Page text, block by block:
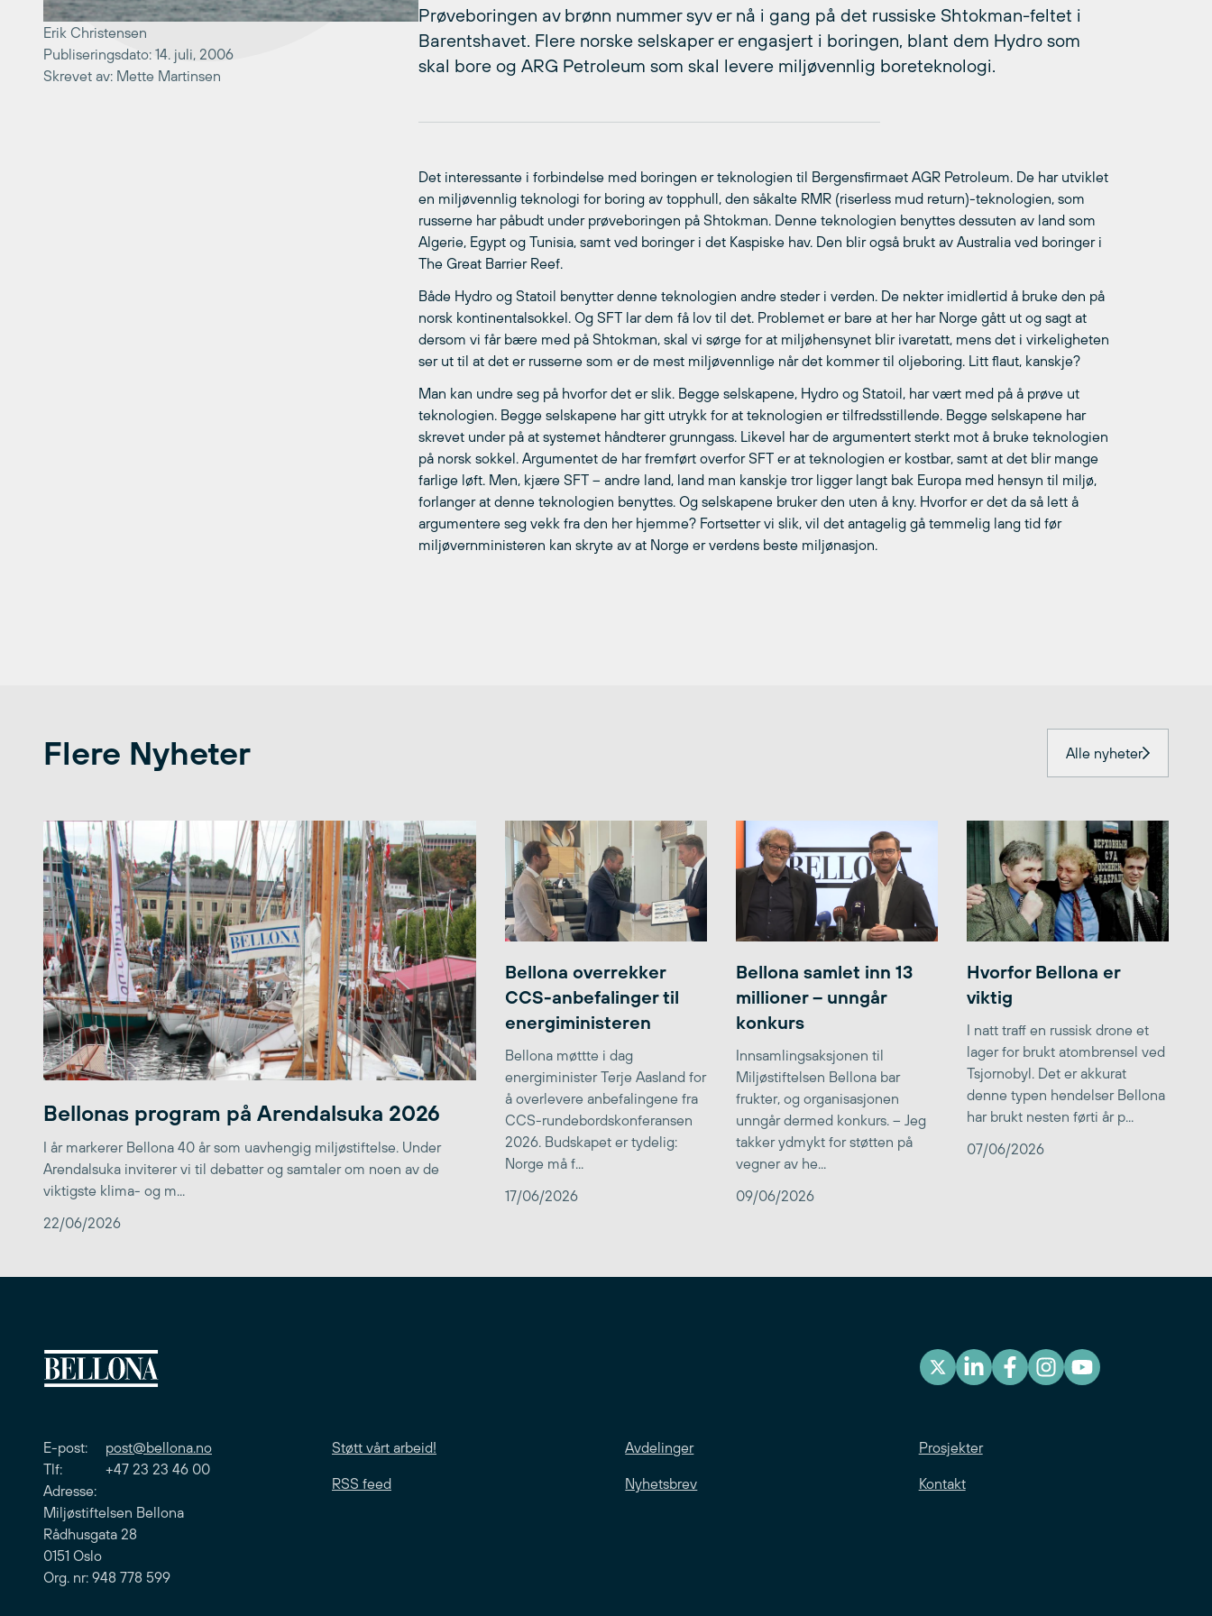
Erik Christensen
Publiseringsdato: 14. juli, 2006
Skrevet av: Mette Martinsen
Prøveboringen av brønn nummer syv er nå i gang på det russiske Shtokman-feltet i
Barentshavet. Flere norske selskaper er engasjert i boringen, blant dem Hydro som
skal bore og ARG Petroleum som skal levere miljøvennlig boreteknologi.
Det interessante i forbindelse med boringen er teknologien til Bergensfirmaet AGR Petroleum. De har utviklet
en miljøvennlig teknologi for boring av topphull, den såkalte RMR (riserless mud return)-teknologien, som
russerne har påbudt under prøveboringen på Shtokman. Denne teknologien benyttes dessuten av land som
Algerie, Egypt og Tunisia, samt ved boringer i det Kaspiske hav. Den blir også brukt av Australia ved boringer i
The Great Barrier Reef.
Både Hydro og Statoil benytter denne teknologien andre steder i verden. De nekter imidlertid å bruke den på
norsk kontinentalsokkel. Og SFT lar dem få lov til det. Problemet er bare at her har Norge gått ut og sagt at
dersom vi får bære med på Shtokman, skal vi sørge for at miljøhensynet blir ivaretatt, mens det i virkeligheten
ser ut til at det er russerne som er de mest miljøvennlige når det kommer til oljeboring. Litt flaut, kanskje?
Man kan undre seg på hvorfor det er slik. Begge selskapene, Hydro og Statoil, har vært med på å prøve ut
teknologien. Begge selskapene har gitt utrykk for at teknologien er tilfredsstillende. Begge selskapene har
skrevet under på at systemet håndterer grunngass. Likevel har de argumentert sterkt mot å bruke teknologien
på norsk sokkel. Argumentet de har fremført overfor SFT er at teknologien er kostbar, samt at det blir mange
farlige løft. Men, kjære SFT – andre land, land man kanskje tror ligger langt bak Europa med hensyn til miljø,
forlanger at denne teknologien benyttes. Og selskapene bruker den uten å kny. Hvorfor er det da så lett å
argumentere seg vekk fra den her hjemme? Fortsetter vi slik, vil det antagelig gå temmelig lang tid før
miljøvernministeren kan skryte av at Norge er verdens beste miljønasjon.
Flere Nyheter Alle nyheter
Bellonas program på Arendalsuka 2026
I år markerer Bellona 40 år som uavhengig miljøstiftelse. Under
Arendalsuka inviterer vi til debatter og samtaler om noen av de
viktigste klima- og m...
22/06/2026
Bellona overrekker
CCS-anbefalinger til
energiministeren
Bellona møttte i dag
energiminister Terje Aasland for
å overlevere anbefalingene fra
CCS-rundebordskonferansen
2026. Budskapet er tydelig:
Norge må f...
17/06/2026
Bellona samlet inn 13
millioner – unngår
konkurs
Innsamlingsaksjonen til
Miljøstiftelsen Bellona bar
frukter, og organisasjonen
unngår dermed konkurs. – Jeg
takker ydmykt for støtten på
vegner av he...
09/06/2026
Hvorfor Bellona er
viktig
I natt traff en russisk drone et
lager for brukt atombrensel ved
Tsjornobyl. Det er akkurat
denne typen hendelser Bellona
har brukt nesten førti år p...
07/06/2026
E-post: post@bellona.no
Tlf: +47 23 23 46 00
Adresse:
Miljøstiftelsen Bellona
Rådhusgata 28
0151 Oslo
Org. nr: 948 778 599
Støtt vårt arbeid! Avdelinger Prosjekter
RSS feed Nyhetsbrev Kontakt